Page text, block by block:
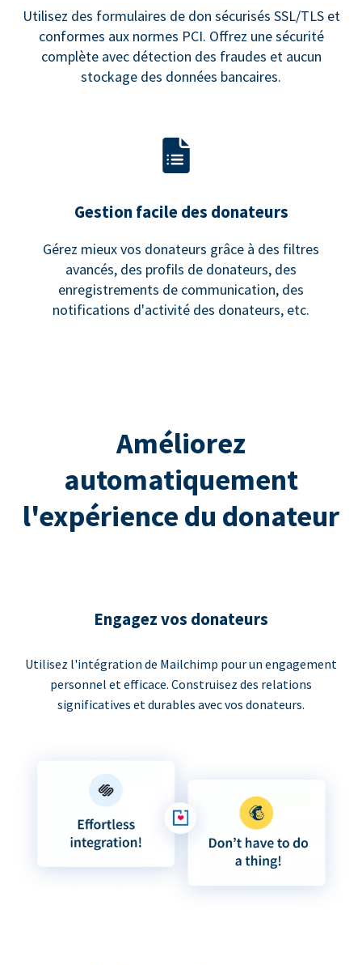
Utilisez des formulaires de don sécurisés SSL/TLS et
conformes aux normes PCI. Offrez une sécurité
complète avec détection des fraudes et aucun
stockage des données bancaires.
Gestion facile des donateurs
Gérez mieux vos donateurs grâce à des filtres
avancés, des profils de donateurs, des
enregistrements de communication, des
notifications d'activité des donateurs, etc.
Améliorez
automatiquement
l'expérience du donateur
Engagez vos donateurs
Utilisez l'intégration de Mailchimp pour un engagement
personnel et efficace. Construisez des relations
significatives et durables avec vos donateurs.